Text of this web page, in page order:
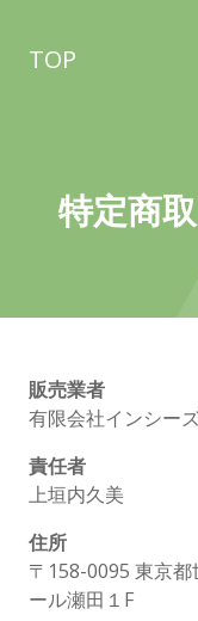
TOP
特定商
販売業者
有限会社インシー
責任者
上垣内久美
住所
〒158-0095 東京
ール瀬田１F